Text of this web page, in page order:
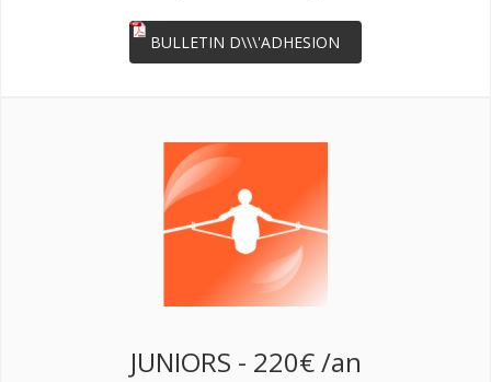
BULLETIN D\\\'ADHESION
JUNIORS - 220€ /an